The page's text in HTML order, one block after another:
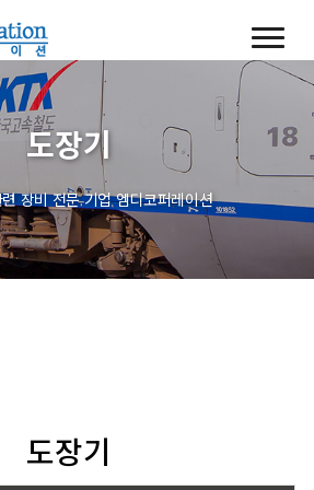
도장기
장비 전문 기업 엠디코퍼레이션
도장기